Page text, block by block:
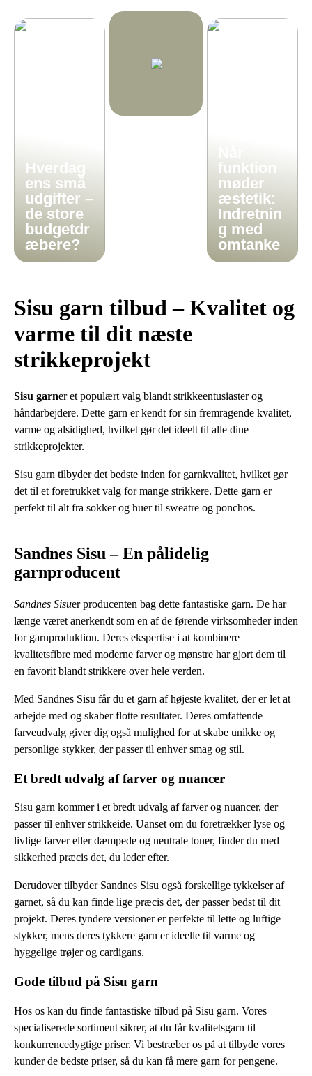
Hverdag
ens små
udgifter –
de store
budgetdr
æbere?
funktion
møder
æstetik:
Indretnin
g med
omtanke
Sisu garn tilbud – Kvalitet og
varme til dit næste
strikkeprojekt
Sisu garner et populært valg blandt strikkeentusiaster og
håndarbejdere. Dette garn er kendt for sin fremragende kvalitet,
varme og alsidighed, hvilket gør det ideelt til alle dine
strikkeprojekter.
Sisu garn tilbyder det bedste inden for garnkvalitet, hvilket gør
det til et foretrukket valg for mange strikkere. Dette garn er
perfekt til alt fra sokker og huer til sweatre og ponchos.
Sandnes Sisu – En pålidelig
garnproducent
Sandnes Sisuer producenten bag dette fantastiske garn. De har
længe været anerkendt som en af de førende virksomheder inden
for garnproduktion. Deres ekspertise i at kombinere
kvalitetsfibre med moderne farver og mønstre har gjort dem til
en favorit blandt strikkere over hele verden.
Med Sandnes Sisu får du et garn af højeste kvalitet, der er let at
arbejde med og skaber flotte resultater. Deres omfattende
farveudvalg giver dig også mulighed for at skabe unikke og
personlige stykker, der passer til enhver smag og stil.
Et bredt udvalg af farver og nuancer
Sisu garn kommer i et bredt udvalg af farver og nuancer, der
passer til enhver strikkeide. Uanset om du foretrækker lyse og
livlige farver eller dæmpede og neutrale toner, finder du med
sikkerhed præcis det, du leder efter.
Derudover tilbyder Sandnes Sisu også forskellige tykkelser af
garnet, så du kan finde lige præcis det, der passer bedst til dit
projekt. Deres tyndere versioner er perfekte til lette og luftige
stykker, mens deres tykkere garn er ideelle til varme og
hyggelige trøjer og cardigans.
Gode tilbud på Sisu garn
Hos os kan du finde fantastiske tilbud på Sisu garn. Vores
specialiserede sortiment sikrer, at du får kvalitetsgarn til
konkurrencedygtige priser. Vi bestræber os på at tilbyde vores
kunder de bedste priser, så du kan få mere garn for pengene.